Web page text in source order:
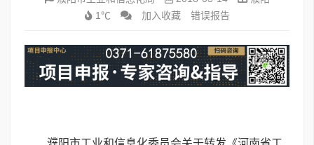
1℃
加入收藏 错误报告